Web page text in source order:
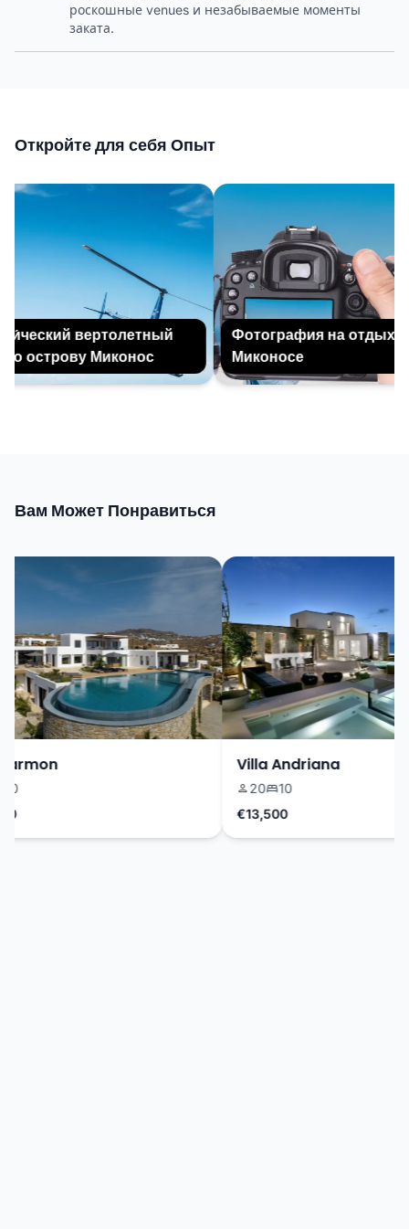
роскошные venues и незабываемые моменты
заката.
Откройте для себя Опыт
вертолетный
острову Миконос
Фотография на отдыхе на
Миконосе
Вам Может Понравиться
Villa Andriana
20
10
€13,500